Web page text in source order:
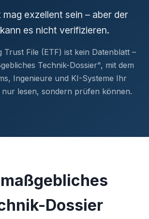
mag exzellent sein – aber der
es nicht verifizieren.
Trust File (ETF) ist kein Datenblatt –
Technik-Dossier", mit dem
Ingenieure und KI-Systeme Ihr
lesen, sondern prüfen können.
Dossier